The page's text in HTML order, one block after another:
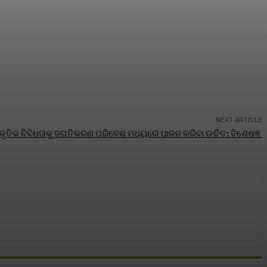
NEXT ARTICLE
ବିବିଧତାକୁ ଜଗତିକରଣ ପରିବେଶ ମଧ୍ୟରେ ପାଳନ କରିବା ଉଚିତ୍‌: ବିଶେଷଜ୍ଞ